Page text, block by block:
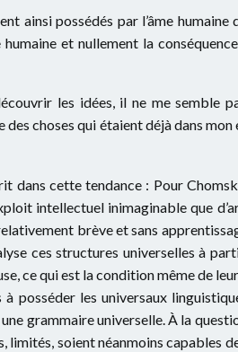
possédés par l’âme
et nullement la
les idées, il ne me semble
choses qui étaient déjà dans
cette tendance : Pour
intellectuel inimaginable que
brève et sans
ces structures universelles à
ce qui est la condition même de
posséder les universaux
une grammaire universelle. À la
soient néanmoins capables